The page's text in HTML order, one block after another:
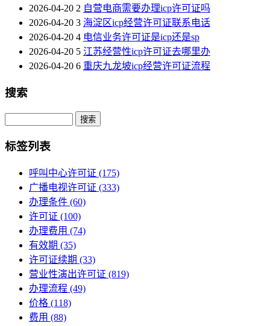
2026-04-20 2 自营电商需要办理icp许可证吗
2026-04-20 3 海淀区icp经营许可证联系电话
2026-04-20 4 电信业务许可证是icp还是sp
2026-04-20 5 江苏经营性icp许可证去哪里办
2026-04-20 6 重庆九龙坡icp经营许可证流程
搜索
Search
标签列表
呼叫中心许可证 (175)
广播电视许可证 (333)
办理条件 (60)
许可证 (100)
办理费用 (74)
有效期 (35)
许可证续期 (33)
营业性演出许可证 (819)
办理流程 (49)
价格 (118)
费用 (88)